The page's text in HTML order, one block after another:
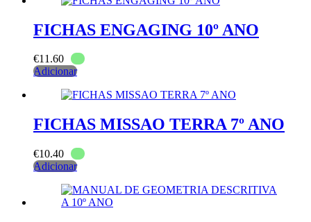
FICHAS ENGAGING 10º ANO
€11.60
Adicionar
FICHAS MISSAO TERRA 7º ANO
€10.40
Adicionar